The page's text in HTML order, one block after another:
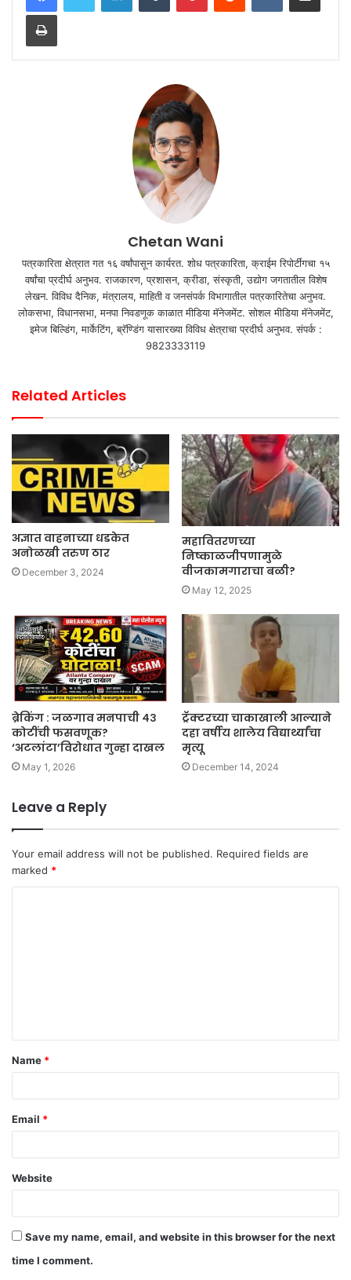
Print
Chetan Wani
पत्रकारिता क्षेत्रात गत १६ वर्षांपासून कार्यरत. शोध पत्रकारिता, क्राईम रिपोर्टींगचा १५
वर्षांचा प्रदीर्घ अनुभव. राजकारण, प्रशासन, क्रीडा, संस्कृती, उद्योग जगतातील विशेष
लेखन. विविध दैनिक, मंत्रालय, माहिती व जनसंपर्क विभागातील पत्रकारितेचा अनुभव.
लोकसभा, विधानसभा, मनपा निवडणूक काळात मीडिया मॅनेजमेंट. सोशल मीडिया मॅनेजमेंट,
इमेज बिल्डिंग, मार्केटिंग, ब्रॅण्डिंग यासारख्या विविध क्षेत्राचा प्रदीर्घ अनुभव. संपर्क :
9823333119
Related Articles
अज्ञात वाहनाच्या धडकेत
अनोळखी तरुण ठार
December 3, 2024
महावितरणच्या
निष्काळजीपणामुळे
वीजकामगाराचा बळी?
May 12, 2025
ब्रेकिंग : जळगाव मनपाची ४३
कोटींची फसवणूक?
‘अटलांटा’विरोधात गुन्हा दाखल
May 1, 2026
ट्रॅक्टरच्या चाकाखाली आल्याने
दहा वर्षीय शालेय विद्यार्थ्यांचा
मृत्यू
December 14, 2024
Leave a Reply
Your email address will not be published. Required fields are
marked *
t
*
Name *
Email *
Website
Save my name, email, and website in this browser for the next
time I comment.